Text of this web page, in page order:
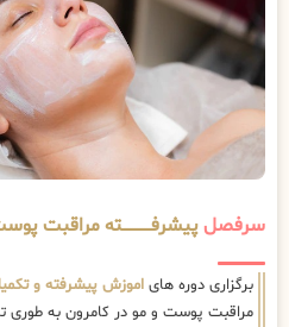
سرفصلپیشرفــــــــــــته
برگزاری دوره های اموزش پیشرفته و
مراقبت پوست و مو در کامرون به